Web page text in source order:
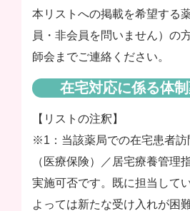
本リストへの掲載を希望する
員・非会員を問いません）の
師会までご連絡ください。
在宅対応に係る体
【リストの注釈】
※1：当該薬局での在宅患者訪
（医療保険）／居宅療養管理
実施可否です。既に担当して
よっては新たな受け入れが困